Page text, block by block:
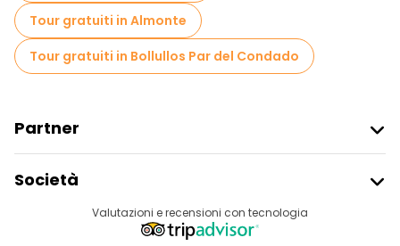
Tour gratuiti in Almonte
Tour gratuiti in Bollullos Par del Condado
Partner
Accesso Del Fornitore
Programma Di Affiliazione
Società
DestinazioniValutazioni e recensioni con tecnologia